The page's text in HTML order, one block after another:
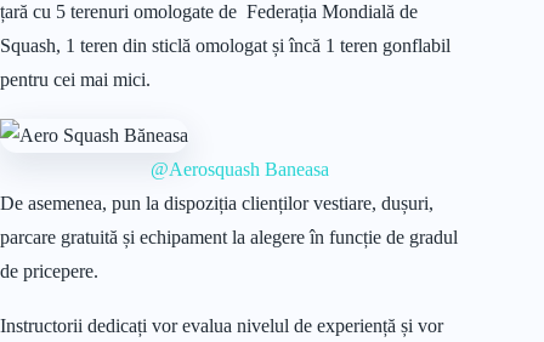
țară cu 5 terenuri omologate de Federația Mondială de
Squash, 1 teren din sticlă omologat și încă 1 teren gonflabil
pentru cei mai mici.
@Aerosquash Baneasa
De asemenea, pun la dispoziția clienților vestiare, dușuri,
parcare gratuită și echipament la alegere în funcție de gradul
de pricepere.
Instructorii dedicați vor evalua nivelul de experiență și vor